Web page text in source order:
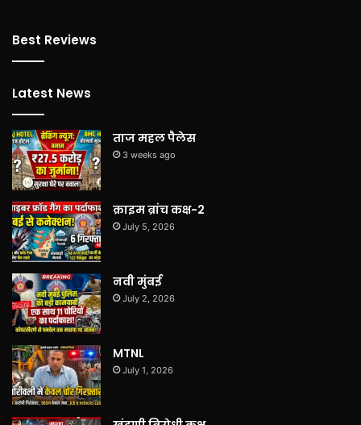
Best Reviews
Latest News
ताज महल पैलेस
3 weeks ago
क्राइम ब्रांच कक्ष-2
July 5, 2026
नवी मुंबई
July 2, 2026
MTNL
July 1, 2026